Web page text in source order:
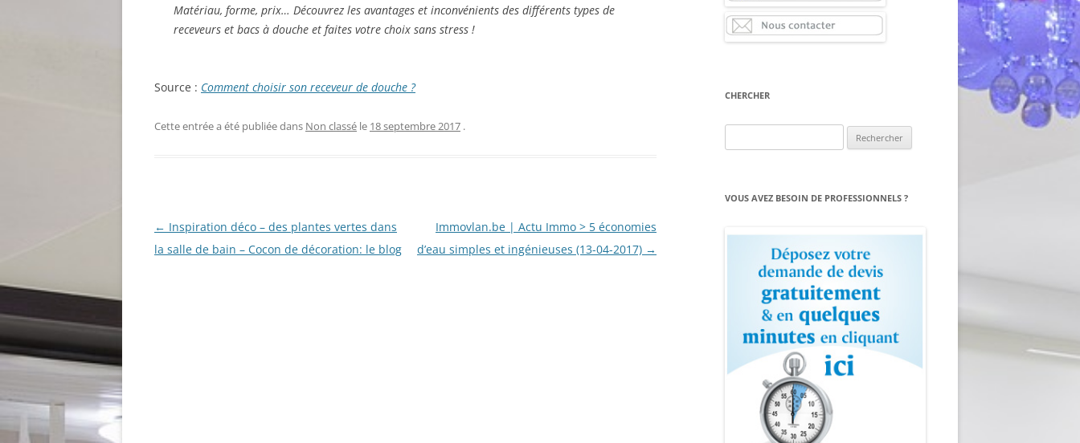
Matériau, forme, prix… Découvrez les avantages et inconvénients des différents types de
receveurs et bacs à douche et faites votre choix sans stress !
Source : Comment choisir son receveur de douche ?
Cette entrée a été publiée dans Non classé le 18 septembre 2017 .
Navigation
des
← Inspiration déco – des plantes vertes dans
la salle de bain – Cocon de décoration: le blog
Immovlan.be | Actu Immo > 5 économies
d’eau simples et ingénieuses (13-04-2017) →
CHERCHER
VOUS AVEZ BESOIN DE PROFESSIONNELS ?